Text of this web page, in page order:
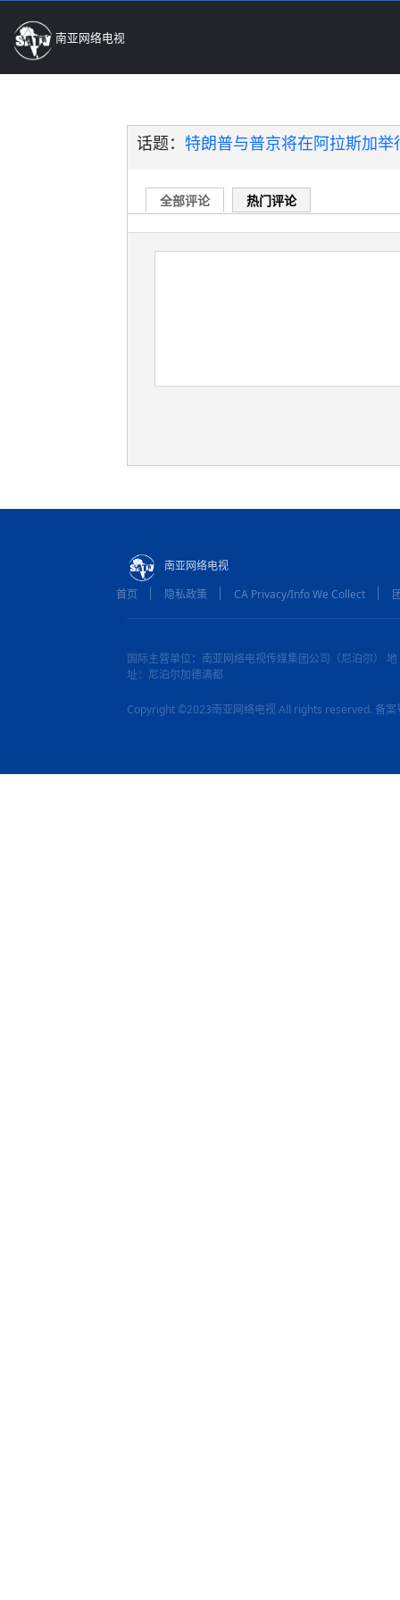
南亚网络电视
话题： 特朗普与普京将在阿拉斯加
全部评论 热门评论
南亚网络电视
首页
隐私政策 CA Privacy/Info We Collect
国际主营单位：南亚网络电视传媒集团公司（尼泊尔） 地
址：尼泊尔加德满都
Copyright ©2023南亚网络电视 All rights reserved. 备